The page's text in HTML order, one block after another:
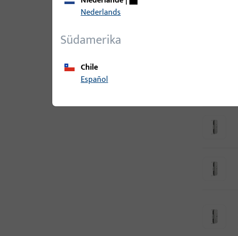
Nederlands
Südamerika
Chile
Español